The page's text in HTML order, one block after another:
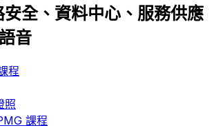
全、資料中心、服務供應
音
程
照
課程